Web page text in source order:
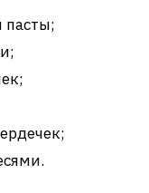
пасты;